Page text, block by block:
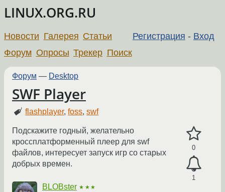
LINUX.ORG.RU
Регистрация - Вход
Новости Галерея Статьи
Форум Опросы Трекер Поиск
Форум — Desktop
SWF Player
flashplayer,foss,swf
0
1
Подскажите годный, желательно
кроссплатформенный плеер для swf
файлов, интересует запуск игр со старых
добрых времен.
BLOBster ★★★